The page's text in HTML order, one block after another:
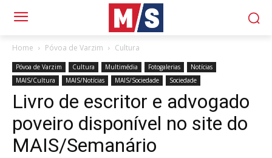
Home Póvoa de Varzim Cultura
Póvoa de Varzim Cultura Multimédia Fotogalerias
Notícias
MAIS/Cultura
MAIS/Notícias MAIS/Sociedade Sociedade
Livro de escritor e advogado
poveiro disponível no site do
MAIS/Semanário